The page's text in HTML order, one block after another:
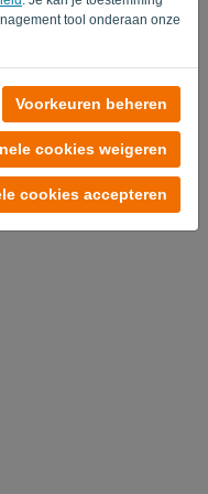
tool onderaan onze
Voorkeuren beheren
cookies weigeren
cookies accepteren